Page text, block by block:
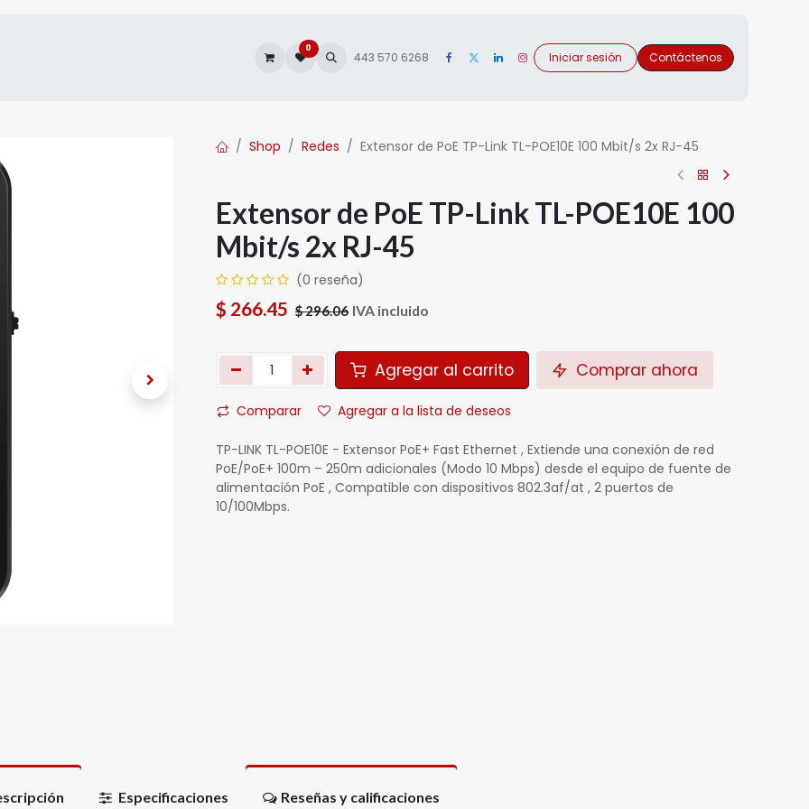
0
443 570 6268 Iniciar sesión Contáctenos
Shop Redes Extensor de PoE TP-Link TL-POE10E 100 Mbit/s 2x RJ-45
Extensor de PoE TP-Link TL-POE10E 100
Mbit/s 2x RJ-45
(0 reseña)
$ 266.45 $296.06 IVA incluido
Agregar al carrito Comprar ahora
Comparar Agregar a la lista de deseos
TP-LINK TL-POE10E - Extensor PoE+ Fast Ethernet , Extiende una conexión de red
PoE/PoE+ 100m – 250m adicionales (Modo 10 Mbps) desde el equipo de fuente de
alimentación PoE , Compatible con dispositivos 802.3af/at , 2 puertos de
10/100Mbps.
Especificaciones Reseñas y calificaciones